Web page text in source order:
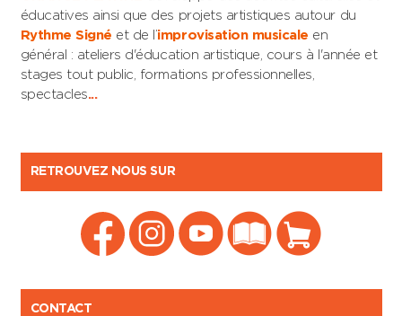
éducatives ainsi que des projets artistiques autour du
Rythme Signé et de l’improvisation musicale en
général : ateliers d'éducation artistique, cours à l'année et
stages tout public, formations professionnelles,
spectacles...
RETROUVEZ NOUS SUR
CONTACT